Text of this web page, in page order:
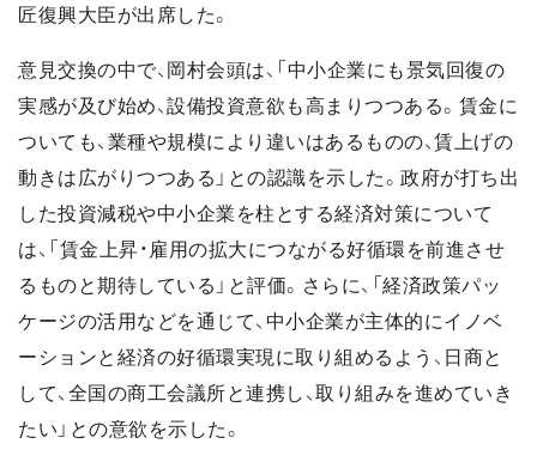
匠復興大臣が出席した。
意見交換の中で、岡村会頭は、「中小企業にも景気回復の
実感が及び始め、設備投資意欲も高まりつつある。賃金に
ついても、業種や規模により違いはあるものの、賃上げの
動きは広がりつつある」との認識を示した。政府が打ち出
した投資減税や中小企業を柱とする経済対策について
は、「賃金上昇・雇用の拡大につながる好循環を前進させ
るものと期待している」と評価。さらに、「経済政策パッ
ケージの活用などを通じて、中小企業が主体的にイノベ
ーションと経済の好循環実現に取り組めるよう、日商と
して、全国の商工会議所と連携し、取り組みを進めていき
たい」との意欲を示した。